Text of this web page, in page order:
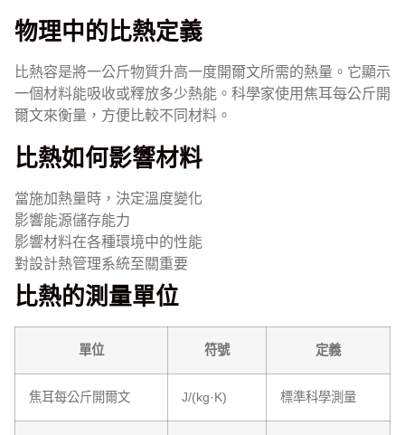
物理中的比熱定義
比熱容是將一公斤物質升高一度開爾文所需的熱量。它顯示
一個材料能吸收或釋放多少熱能。科學家使用焦耳每公斤開
爾文來衡量，方便比較不同材料。
比熱如何影響材料
當施加熱量時，決定溫度變化
影響能源儲存能力
影響材料在各種環境中的性能
對設計熱管理系統至關重要
比熱的測量單位
單位 符號 定義
焦耳每公斤開爾文 J/(kg·K) 標準科學測量